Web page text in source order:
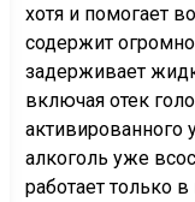
хотя и помогает
содержит
задерживает
включая отек
активированного
алкоголь уже
работает только